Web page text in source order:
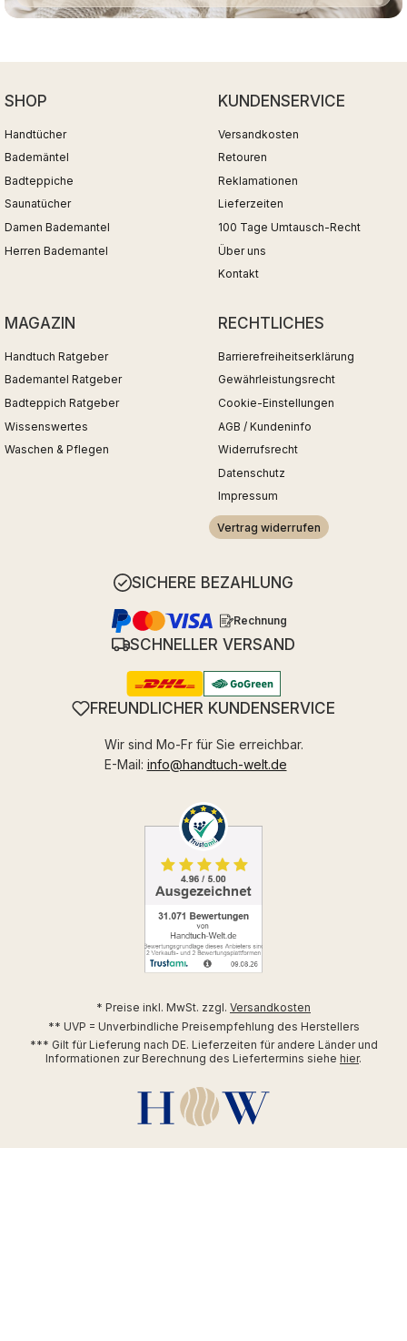
SHOP
Handtücher
Bademäntel
Badteppiche
Saunatücher
Damen Bademantel
Herren Bademantel
KUNDENSERVICE
Versandkosten
Retouren
Reklamationen
Lieferzeiten
100 Tage Umtausch-Recht
Über uns
Kontakt
MAGAZIN
Handtuch Ratgeber
Bademantel Ratgeber
Badteppich Ratgeber
Wissenswertes
Waschen & Pflegen
RECHTLICHES
Barrierefreiheitserklärung
Gewährleistungsrecht
Cookie-Einstellungen
AGB / Kundeninfo
Widerrufsrecht
Datenschutz
Impressum
Vertrag widerrufen
SICHERE BEZAHLUNG
Rechnung
SCHNELLER VERSAND
FREUNDLICHER KUNDENSERVICE
Wir sind Mo-Fr für Sie erreichbar.
E-Mail: info@handtuch-welt.de
* Preise inkl. MwSt. zzgl. Versandkosten
** UVP = Unverbindliche Preisempfehlung des Herstellers
*** Gilt für Lieferung nach DE. Lieferzeiten für andere Länder und
Informationen zur Berechnung des Liefertermins siehe hier.